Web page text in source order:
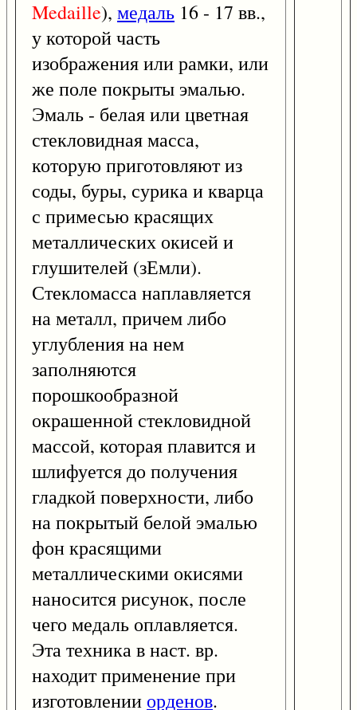
Medaille), медаль 16 - 17 вв.,
у которой часть
изображения или рамки, или
же поле покрыты эмалью.
Эмаль - белая или цветная
стекловидная масса,
которую приготовляют из
соды, буры, сурика и кварца
с примесью красящих
металлических окисей и
глушителей (зЕмли).
Стекломасса наплавляется
на металл, причем либо
углубления на нем
заполняются
порошкообразной
окрашенной стекловидной
массой, которая плавится и
шлифуется до получения
гладкой поверхности, либо
на покрытый белой эмалью
фон красящими
металлическими окисями
наносится рисунок, после
чего медаль оплавляется.
Эта техника в наст. вр.
находит применение при
изготовлении орденов.